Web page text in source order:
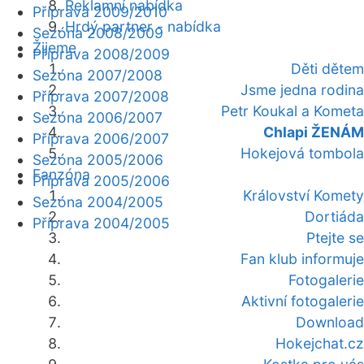
Reklamní nabídka
Hrdý partner - nabídka
Žijeme
Děti dětem
Jsme jedna rodina
Petr Koukal a Kometa
Chlapi ŽENÁM
Hokejová tombola
Fanzóna
Království Komety
Dortiáda
Ptejte se
Fan klub informuje
Fotogalerie
Aktivní fotogalerie
Download
Hokejchat.cz
Příprava 2009/2010
Sezóna 2008/2009
Příprava 2008/2009
Sezóna 2007/2008
Příprava 2007/2008
Sezóna 2006/2007
Příprava 2006/2007
Sezóna 2005/2006
Příprava 2005/2006
Sezóna 2004/2005
Příprava 2004/2005